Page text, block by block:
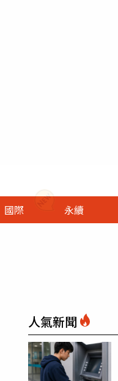
國際 永續
人氣新聞